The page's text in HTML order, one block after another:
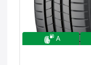
A